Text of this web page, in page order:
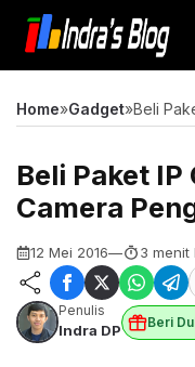
Langsung
isi
Home»Gadget»
Beli Paket IP
Camera
12 Mei 2016— 3 menit
Penulis
Indra DP Beri